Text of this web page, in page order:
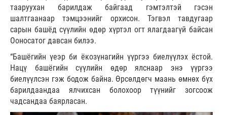
тааруухан барилдаж байгаад гэмтэлтэй гэсэн
шалтгаанаар тэмцээнийг орхисон. Тэгвэл тавдугаар
сарын башёд сүүлийн өдөр хүртэл огт ялагдаагүй байсан
Ооносатог давсан билээ.
“Башёгийн үеэр би ёкозүнагийн үүргээ биелүүлэх ёстой.
Нацү башёгийн сүүлийн өдөр ялснаар энэ үүргээ
биелүүлсэн гэж бодож байна. Өрсөлдөгч маань өмнөх бүх
барилдаандаа ялчихсан болохоор түүнийг зогсоож
чадсандаа баярласан.